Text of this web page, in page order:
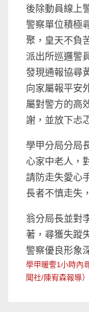
後除動員線上
警察單位積極
聚，皇天不負
派出所巡邏警
發現通報協尋
向家屬報平安
屬對警方的高
謝，並放下忐
學甲分局分局
心家中老人，
請防走失愛心
長者不慎走失
翁分局長並對
著，尋獲失蹤
警察優良形象
學甲暖警1小時內
聞社/陳宥森報導）